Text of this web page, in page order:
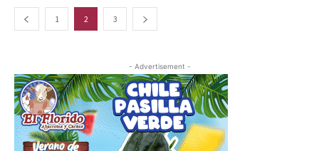
1 2 3
- Advertisement -